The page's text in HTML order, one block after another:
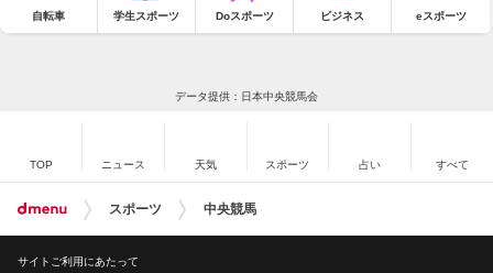
自転車 学生スポーツ Doスポーツ ビジネス eスポーツ
データ提供：日本中央競馬会
TOP ニュース 天気 スポーツ 占い すべて
スポーツ 中央競馬
サイトご利用にあたって